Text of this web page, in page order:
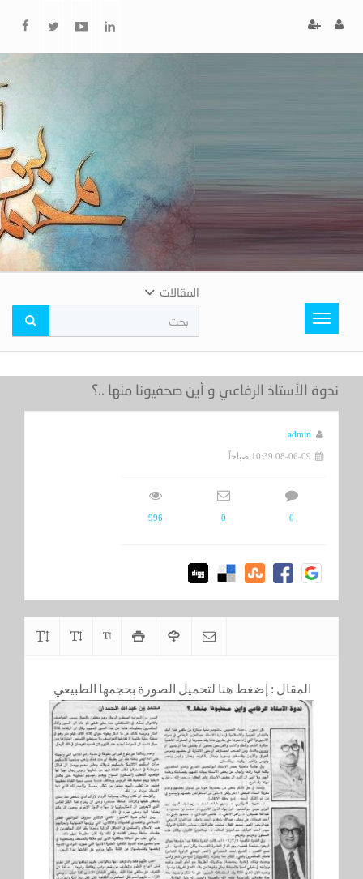
Toggle
navigation
المقالات
ندوة الأستاذ الرفاعي و أين صحفيونا منها ..؟
admin
08-06-09 10:39 صباحاً
0
0
996
المقال : إضغط هنا لتحميل الصورة بحجمها الطبيعي